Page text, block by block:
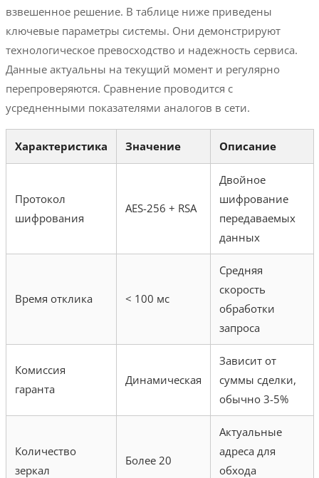
взвешенное решение. В таблице ниже приведены
ключевые параметры системы. Они демонстрируют
технологическое превосходство и надежность сервиса.
Данные актуальны на текущий момент и регулярно
перепроверяются. Сравнение проводится с
усредненными показателями аналогов в сети.
Характеристика Значение Описание
Протокол
шифрования
AES-256 + RSA
Двойное
шифрование
передаваемых
данных
Время отклика < 100 мс
Средняя
скорость
обработки
запроса
Комиссия
гаранта
Динамическая
Зависит от
суммы сделки,
обычно 3-5%
Количество
зеркал
Более 20
Актуальные
адреса для
обхода